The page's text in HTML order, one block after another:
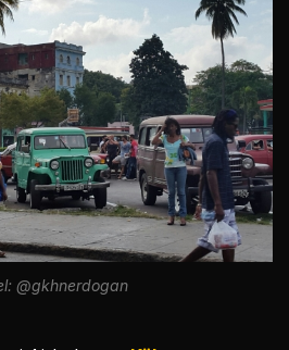
@gkhnerdogan